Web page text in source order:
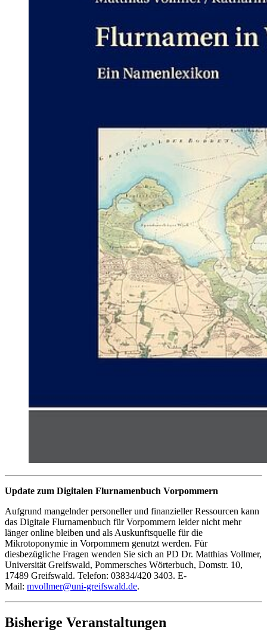
Update zum Digitalen Flurnamenbuch Vorpommern
Aufgrund mangelnder personeller und finanzieller Ressourcen kann
das Digitale Flurnamenbuch für Vorpommern leider nicht mehr
länger online bleiben und als Auskunftsquelle für die
Mikrotoponymie in Vorpommern genutzt werden. Für
diesbezügliche Fragen wenden Sie sich an PD Dr. Matthias Vollmer,
Universität Greifswald, Pommersches Wörterbuch, Domstr. 10,
17489 Greifswald. Telefon: 03834/420 3403. E-
Mail: mvollmer@uni-greifswald.de.
Bisherige Veranstaltungen